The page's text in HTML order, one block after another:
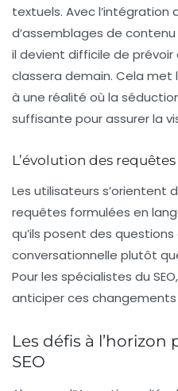
textuels. Avec l’intégration
d’assemblages de contenu
il devient difficile de
classera demain. Cela met
à une réalité où la
suffisante pour assurer la
L’évolution des requêtes
Les utilisateurs s’orientent
requêtes formulées en
qu’ils posent des
conversationnelle plutôt
Pour les spécialistes du
anticiper ces
Les défis à l’horizon
SEO